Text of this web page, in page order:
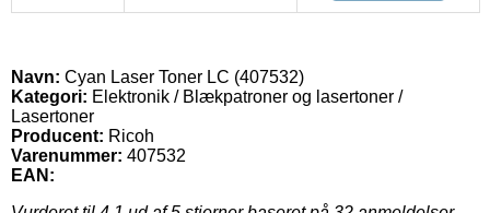
Navn: Cyan Laser Toner LC (407532)
Kategori: Elektronik / Blækpatroner og lasertoner /
Lasertoner
Producent: Ricoh
Varenummer: 407532
EAN: